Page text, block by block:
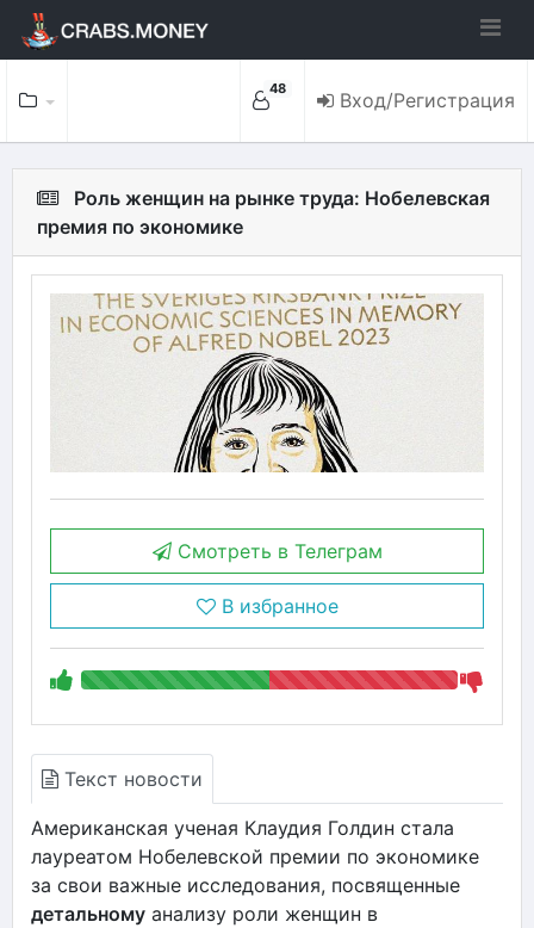
48 Вход/Регистрация
Роль женщин на рынке труда: Нобелевская
премия по экономике
Смотреть в Телеграм
В избранное
Текст новости
Американская ученая Клаудия Голдин стала
лауреатом Нобелевской премии по экономике
за свои важные исследования, посвященные
детальному анализу роли женщин в